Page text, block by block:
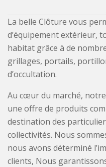
La belle Clôture vous
d’équipement extérieur,
habitat grâce à de
grillages, portails,
d’occultation.
Au cœur du marché,
une offre de produits
destination des
collectivités. Nous
nous avons déterminé
clients, Nous